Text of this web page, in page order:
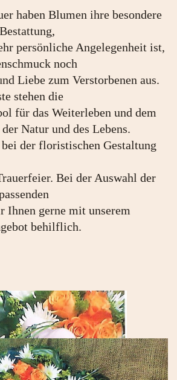
haben Blumen ihre besondere
persönliche Angelegenheit ist,
noch
Liebe zum Verstorbenen aus.
stehen die
für das Weiterleben und dem
Natur und des Lebens.
der floristischen Gestaltung
Bei der Auswahl der
Ihnen gerne mit unserem
behilflich.